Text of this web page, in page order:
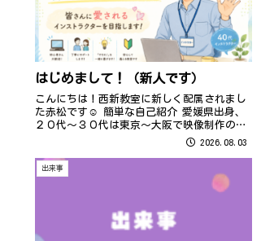
はじめまして！（新人です）
こんにちは！西新教室に新しく配属されまし
た赤松です☺ 簡単な自己紹介 愛媛県出身、
２０代～３０代は東京～大阪で映像制作の仕
事をしていました。数年前から妻の地元であ
座のインストラクターとしてデビューさ
せ...
2026.08.03
出来事